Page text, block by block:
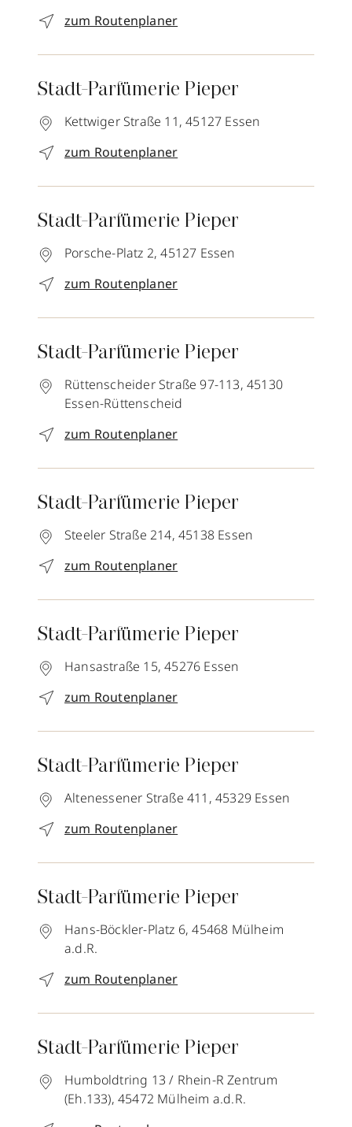
zum Routenplaner
Stadt-Parfümerie Pieper
Kettwiger Straße 11, 45127 Essen
zum Routenplaner
Stadt-Parfümerie Pieper
Porsche-Platz 2, 45127 Essen
zum Routenplaner
Stadt-Parfümerie Pieper
Rüttenscheider Straße 97-113, 45130
Essen-Rüttenscheid
zum Routenplaner
Stadt-Parfümerie Pieper
Steeler Straße 214, 45138 Essen
zum Routenplaner
Stadt-Parfümerie Pieper
Hansastraße 15, 45276 Essen
zum Routenplaner
Stadt-Parfümerie Pieper
Altenessener Straße 411, 45329 Essen
zum Routenplaner
Stadt-Parfümerie Pieper
Hans-Böckler-Platz 6, 45468 Mülheim
a.d.R.
zum Routenplaner
Stadt-Parfümerie Pieper
Humboldtring 13 / Rhein-R Zentrum
(Eh.133), 45472 Mülheim a.d.R.